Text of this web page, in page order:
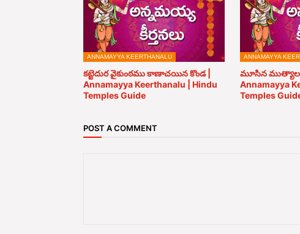
ANNAMAYYA KEERTHANALU
కట్టెదుర వైకుంఠము కాణాచయిన కొండ |
Annamayya Keerthanalu | Hindu
Temples Guide
ANNAMAYYA
మూసిన ముత్యాల
Annamayya
Temples
POST A COMMENT